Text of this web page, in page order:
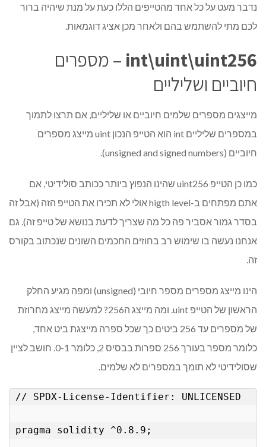
נדבר מעט על כל אחד מהטייפים הללו כעת על מנת שיהיה ברור
לכם מתי להשתמש בהם ולאחר מכן אציג דוגמאות.
int\uint\uint256 – מספרים
חיוביים ושליליים
מייצגים מספרים שלמים חיוביים או שליליים, אם תרצו לתמוך
במספרים שליליים int הוא הטייפ הנכון uint מייצג מספרים
חיוביים (unsigned and signed numbers).
כמו כן הטייפ uint256 שהינו הנפוץ ביותר ככותב סולידיטי, אם
אתם מפתחים ב-higth level אולי לא תכירו את הטייפ הזה (אבל זה
בסדר גמור אסביר פה כל מה שצריך לדעת בנושא של טייפ זה). גם
אנחנו נעשה בו שימוש רב בחוזים החכמים השונים שנכתוב בקורס
זה.
הינו מייצג מספרים מספר חיובי (unsigned) ומפה מגיע החלק
הראשון של הטייפ uint. ומה מייצג ה256? למעשה מייצג מחרוזת
של מספרים עד 256 ביטים כך שכל ספרה מייצגת ביט אחד,
כלומר מספר בעורך 256 ספרות בבסיס 2, כלומר 0-1. חושב לציין
שסולידיטי לא תומך במספרים לא שלמים.
// SPDX-License-Identifier: UNLICENSED
pragma solidity ^0.8.9;